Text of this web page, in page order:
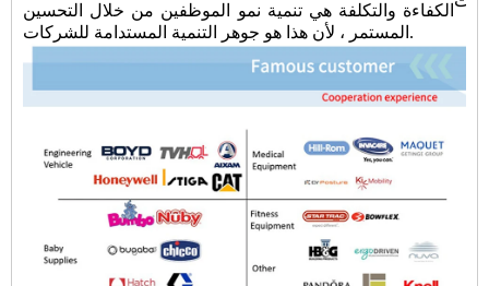
الكفاءة والتكلفة هي تنمية نمو الموظفين من خلال التحسين
المستمر ، لأن هذا هو جوهر التنمية المستدامة للشركات.